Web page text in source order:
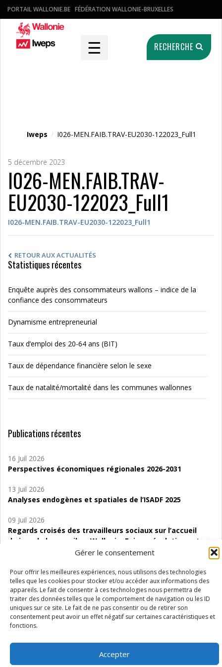
Gérer le consentement
Pour offrir les meilleures expériences, nous utilisons des technologies
telles que les cookies pour stocker et/ou accéder aux informations des
appareils. Le fait de consentir à ces technologies nous permettra de
traiter des données telles que le comportement de navigation ou les ID
uniques sur ce site. Le fait de ne pas consentir ou de retirer son
consentement peut avoir un effet négatif sur certaines caractéristiques et
fonctions.
Accepter
PORTAIL WALLONIE.BE FÉDÉRATION WALLONIE-BRUXELLES
☰ RECHERCHE
Iweps / I026-MEN.FAIB.TRAV-EU2030-122023_Full1
5 décembre 2023
I026-MEN.FAIB.TRAV-
EU2030-122023_Full1
I026-MEN.FAIB.TRAV-EU2030-122023_Full1
RETOUR AUX ACTUALITÉS
Statistiques récentes
Enquête auprès des consommateurs wallons – indice de la
confiance des consommateurs
Dynamisme entrepreneurial
Taux d’emploi des 20-64 ans (BIT)
Taux de dépendance financière selon le sexe
Taux de natalité/mortalité dans les communes wallonnes
Publications récentes
16 Juil 2026
Perspectives économiques régionales 2026-2031
13 Juil 2026
Analyses endogènes et spatiales de l’ISADF 2025
09 Juil 2026
Regards croisés des travailleurs sociaux sur l’accueil
de jour de bas seuil en Wallonie. Enjeux, évolutions et
06 Juil 2026
Étude d’évaluabilité des Structures
d’accompagnement à l’autocréation d’emploi (SAACE)
01 Juil 2026
Pénurie du personnel infirmier :quels indicateurs
Wallonie ?